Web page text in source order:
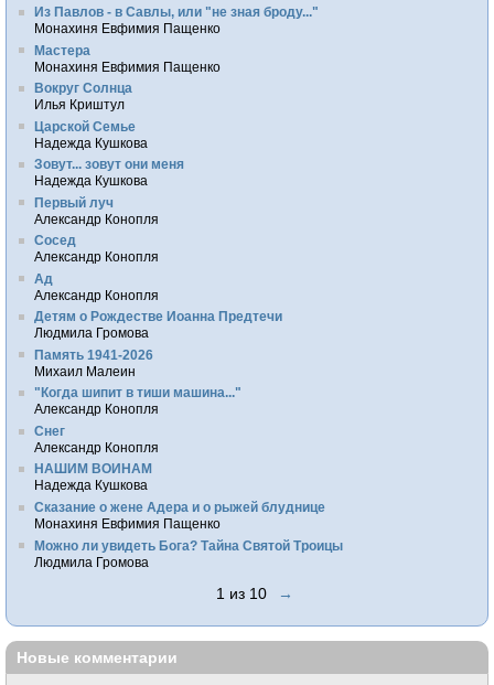
Из Павлов - в Савлы, или "не зная броду..."
Монахиня Евфимия Пащенко
Мастера
Монахиня Евфимия Пащенко
Вокруг Солнца
Илья Криштул
Царской Семье
Надежда Кушкова
Зовут... зовут они меня
Надежда Кушкова
Первый луч
Александр Конопля
Сосед
Александр Конопля
Ад
Александр Конопля
Детям о Рождестве Иоанна Предтечи
Людмила Громова
Память 1941-2026
Михаил Малеин
"Когда шипит в тиши машина..."
Александр Конопля
Снег
Александр Конопля
НАШИМ ВОИНАМ
Надежда Кушкова
Сказание о жене Адера и о рыжей блуднице
Монахиня Евфимия Пащенко
Можно ли увидеть Бога? Тайна Святой Троицы
Людмила Громова
1 из 10 →
Новые комментарии